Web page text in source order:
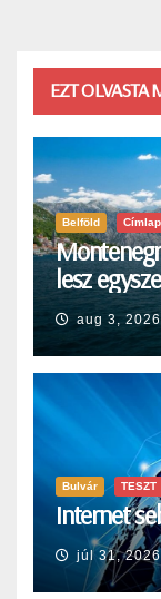
EZT OLVASTA
Belföld Címlap
lesz
aug 3, 2026
Bulvár TESZT
Internet
júl 31, 2026